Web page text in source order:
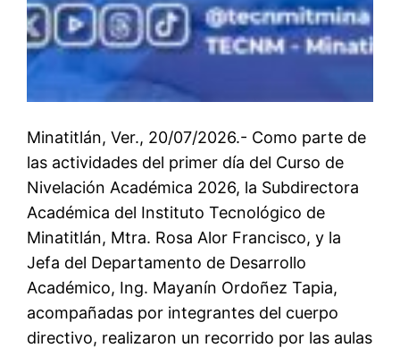
Minatitlán, Ver., 20/07/2026.- Como parte de
las actividades del primer día del Curso de
Nivelación Académica 2026, la Subdirectora
Académica del Instituto Tecnológico de
Minatitlán, Mtra. Rosa Alor Francisco, y la
Jefa del Departamento de Desarrollo
Académico, Ing. Mayanín Ordoñez Tapia,
acompañadas por integrantes del cuerpo
directivo, realizaron un recorrido por las aulas